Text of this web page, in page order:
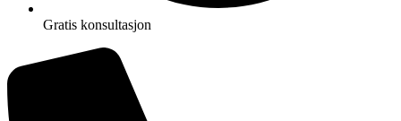
Gratis konsultasjon